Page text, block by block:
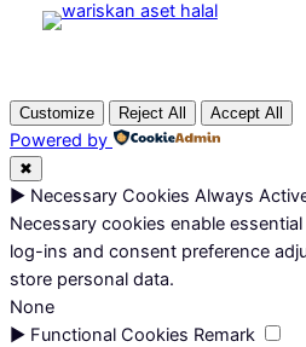
Customize Reject All Accept All
Powered by
✖
► Necessary Cookies Always
Necessary cookies enable
log-ins and consent preference
store personal data.
None
► Functional Cookies Remark